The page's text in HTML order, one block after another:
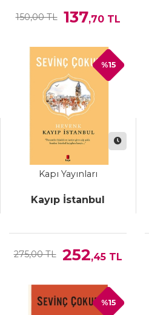
150,00 TL 137,70TL
Kapı Yayınları
Kayıp İstanbul
275,00 TL 252,45TL
%15
%15